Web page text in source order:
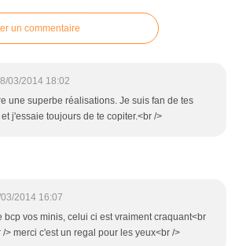
un commentaire
03/2014 18:02
une superbe réalisations. Je suis fan de tes
j'essaie toujours de te copiter.<br />
2014 16:07
bcp vos minis, celui ci est vraiment craquant<br
/> merci c'est un regal pour les yeux<br />